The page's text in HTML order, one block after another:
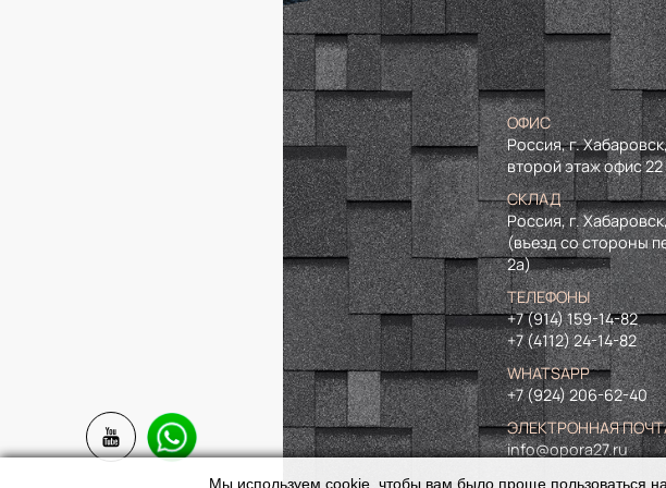
ОФИС
Россия, г.
второй этаж офис 22
СКЛАД
Россия, г.
(въезд со стороны
2а)
ТЕЛЕФОНЫ
+7 (914) 159-14-82
+7 (4112) 24-14-82
WHATSAPP
+7 (924) 206-62-40
ЭЛЕКТРОННАЯ
info@opora27.ru
Мы используем cookie, чтобы вам было проще пользоваться